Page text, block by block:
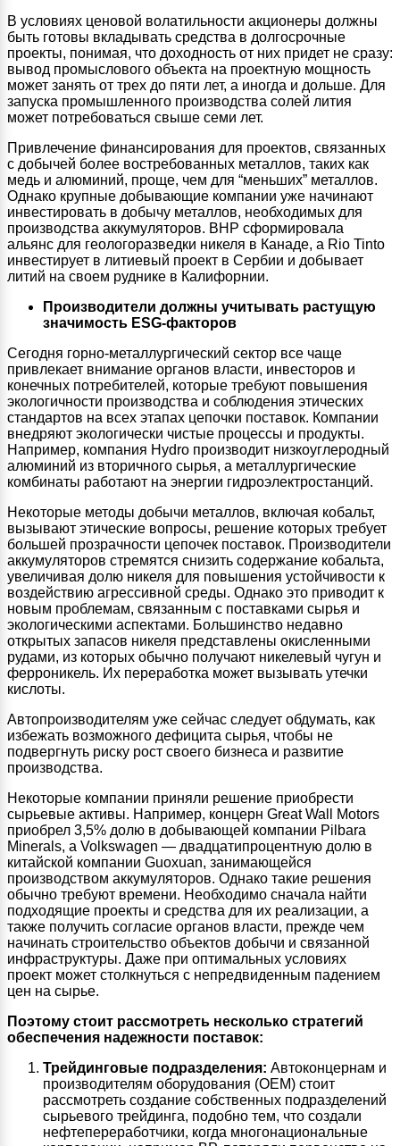
В условиях ценовой волатильности акционеры должны
быть готовы вкладывать средства в долгосрочные
проекты, понимая, что доходность от них придет не сразу:
вывод промыслового объекта на проектную мощность
может занять от трех до пяти лет, а иногда и дольше. Для
запуска промышленного производства солей лития
может потребоваться свыше семи лет.
Привлечение финансирования для проектов, связанных
с добычей более востребованных металлов, таких как
медь и алюминий, проще, чем для “меньших” металлов.
Однако крупные добывающие компании уже начинают
инвестировать в добычу металлов, необходимых для
производства аккумуляторов. BHP сформировала
альянс для геологоразведки никеля в Канаде, а Rio Tinto
инвестирует в литиевый проект в Сербии и добывает
литий на своем руднике в Калифорнии.
Производители должны учитывать растущую
значимость ESG-факторов
Сегодня горно-металлургический сектор все чаще
привлекает внимание органов власти, инвесторов и
конечных потребителей, которые требуют повышения
экологичности производства и соблюдения этических
стандартов на всех этапах цепочки поставок. Компании
внедряют экологически чистые процессы и продукты.
Например, компания Hydro производит низкоуглеродный
алюминий из вторичного сырья, а металлургические
комбинаты работают на энергии гидроэлектростанций.
Некоторые методы добычи металлов, включая кобальт,
вызывают этические вопросы, решение которых требует
большей прозрачности цепочек поставок. Производители
аккумуляторов стремятся снизить содержание кобальта,
увеличивая долю никеля для повышения устойчивости к
воздействию агрессивной среды. Однако это приводит к
новым проблемам, связанным с поставками сырья и
экологическими аспектами. Большинство недавно
открытых запасов никеля представлены окисленными
рудами, из которых обычно получают никелевый чугун и
ферроникель. Их переработка может вызывать утечки
кислоты.
Автопроизводителям уже сейчас следует обдумать, как
избежать возможного дефицита сырья, чтобы не
подвергнуть риску рост своего бизнеса и развитие
производства.
Некоторые компании приняли решение приобрести
сырьевые активы. Например, концерн Great Wall Motors
приобрел 3,5% долю в добывающей компании Pilbara
Minerals, а Volkswagen — двадцатипроцентную долю в
китайской компании Guoxuan, занимающейся
производством аккумуляторов. Однако такие решения
обычно требуют времени. Необходимо сначала найти
подходящие проекты и средства для их реализации, а
также получить согласие органов власти, прежде чем
начинать строительство объектов добычи и связанной
инфраструктуры. Даже при оптимальных условиях
проект может столкнуться с непредвиденным падением
цен на сырье.
Поэтому стоит рассмотреть несколько стратегий
обеспечения надежности поставок:
Трейдинговые подразделения: Автоконцернам и
производителям оборудования (OEM) стоит
рассмотреть создание собственных подразделений
сырьевого трейдинга, подобно тем, что создали
нефтепереработчики, когда многонациональные